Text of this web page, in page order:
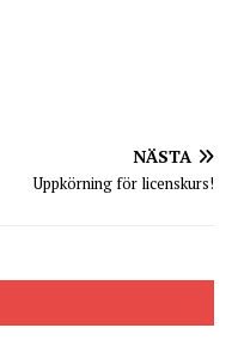
NÄSTA
Uppkörning för licenskurs!